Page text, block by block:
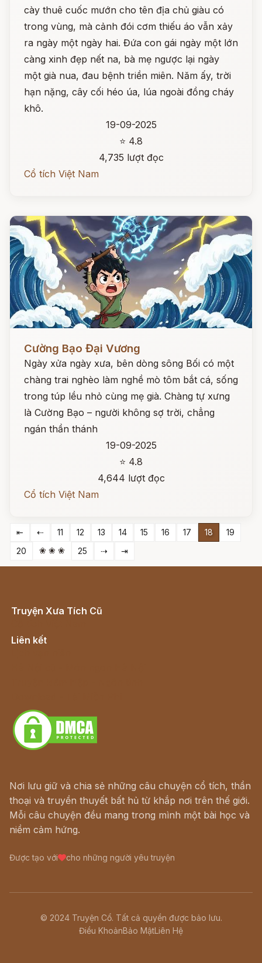
cày thuê cuốc mướn cho tên địa chủ giàu có
trong vùng, mà cảnh đói cơm thiếu áo vẫn xảy
ra ngày một ngày hai. Đứa con gái ngày một lớn
càng xinh đẹp nết na, bà mẹ ngược lại ngày
một già nua, đau bệnh triền miên. Năm ấy, trời
hạn nặng, cây cối héo úa, lúa ngoài đồng cháy
khô.
19-09-2025
⭐ 4.8
4,735 lượt đọc
Cổ tích Việt Nam
Cường Bạo Đại Vương
Ngày xửa ngày xưa, bên dòng sông Bối có một
chàng trai nghèo làm nghề mò tôm bắt cá, sống
trong túp lều nhỏ cùng mẹ già. Chàng tự xưng
là Cường Bạo – người không sợ trời, chẳng
ngán thần thánh
19-09-2025
⭐ 4.8
4,644 lượt đọc
Cổ tích Việt Nam
⇤ ⇠ 11 12 13 14 15 16 17 18
19
20
❀ ❀ ❀ 25 ⇢ ⇥
Truyện Xưa Tích Cũ
Liên kết
Nơi lưu giữ và chia sẻ những câu chuyện cổ tích, thần
thoại và truyền thuyết bất hủ từ khắp nơi trên thế giới.
Mỗi câu chuyện đều mang trong mình một bài học và
niềm cảm hứng.
Được tạo với cho những người yêu truyện
© 2024 Truyện Cổ. Tất cả quyền được bảo lưu.
Điều KhoảnBảo MậtLiên Hệ